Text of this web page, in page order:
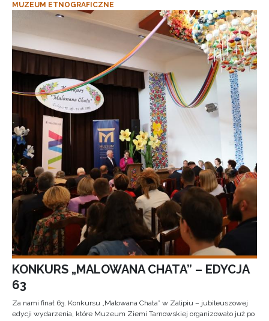
MUZEUM ETNOGRAFICZNE
KONKURS „MALOWANA CHATA” – EDYCJA
63
Za nami finał 63. Konkursu „Malowana Chata” w Zalipiu – jubileuszowej
edycji wydarzenia, które Muzeum Ziemi Tarnowskiej organizowało już po